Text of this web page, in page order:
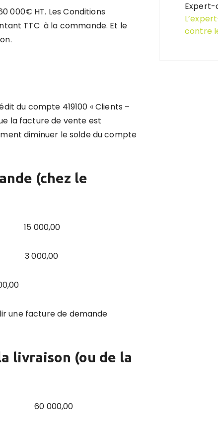
000€ HT. Les Conditions
TTC à la commande. Et le
du compte 419100 « Clients –
la facture de vente est
diminuer le solde du compte
(chez le
15 000,00
une facture de demande
livraison (ou de la
000,00
Expert-
contre